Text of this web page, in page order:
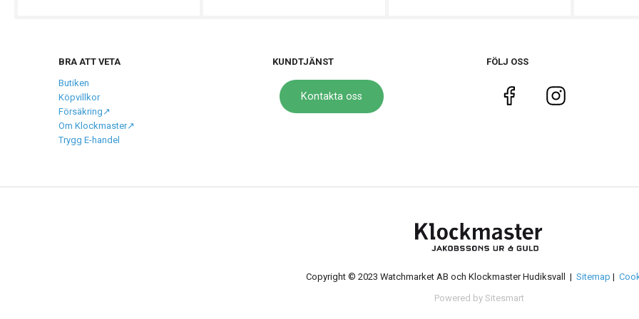
BRA ATT VETA
Butiken
Köpvillkor
Försäkring↗️
Om Klockmaster↗️
Trygg E-handel
KUNDTJÄNST
Kontakta oss
FÖLJ OSS
Copyright © 2023 Watchmarket AB och Klockmaster Hudiksvall | Sitemap |
Powered by Sitesmart